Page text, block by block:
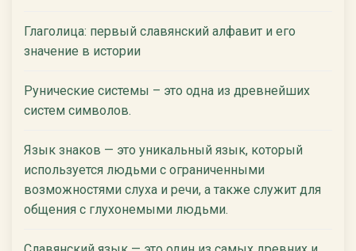
Глаголица: первый славянский алфавит и его
значение в истории
Рунические системы – это одна из древнейших
систем символов.
Язык знаков — это уникальный язык, который
используется людьми с ограниченными
возможностями слуха и речи, а также служит для
общения с глухонемыми людьми.